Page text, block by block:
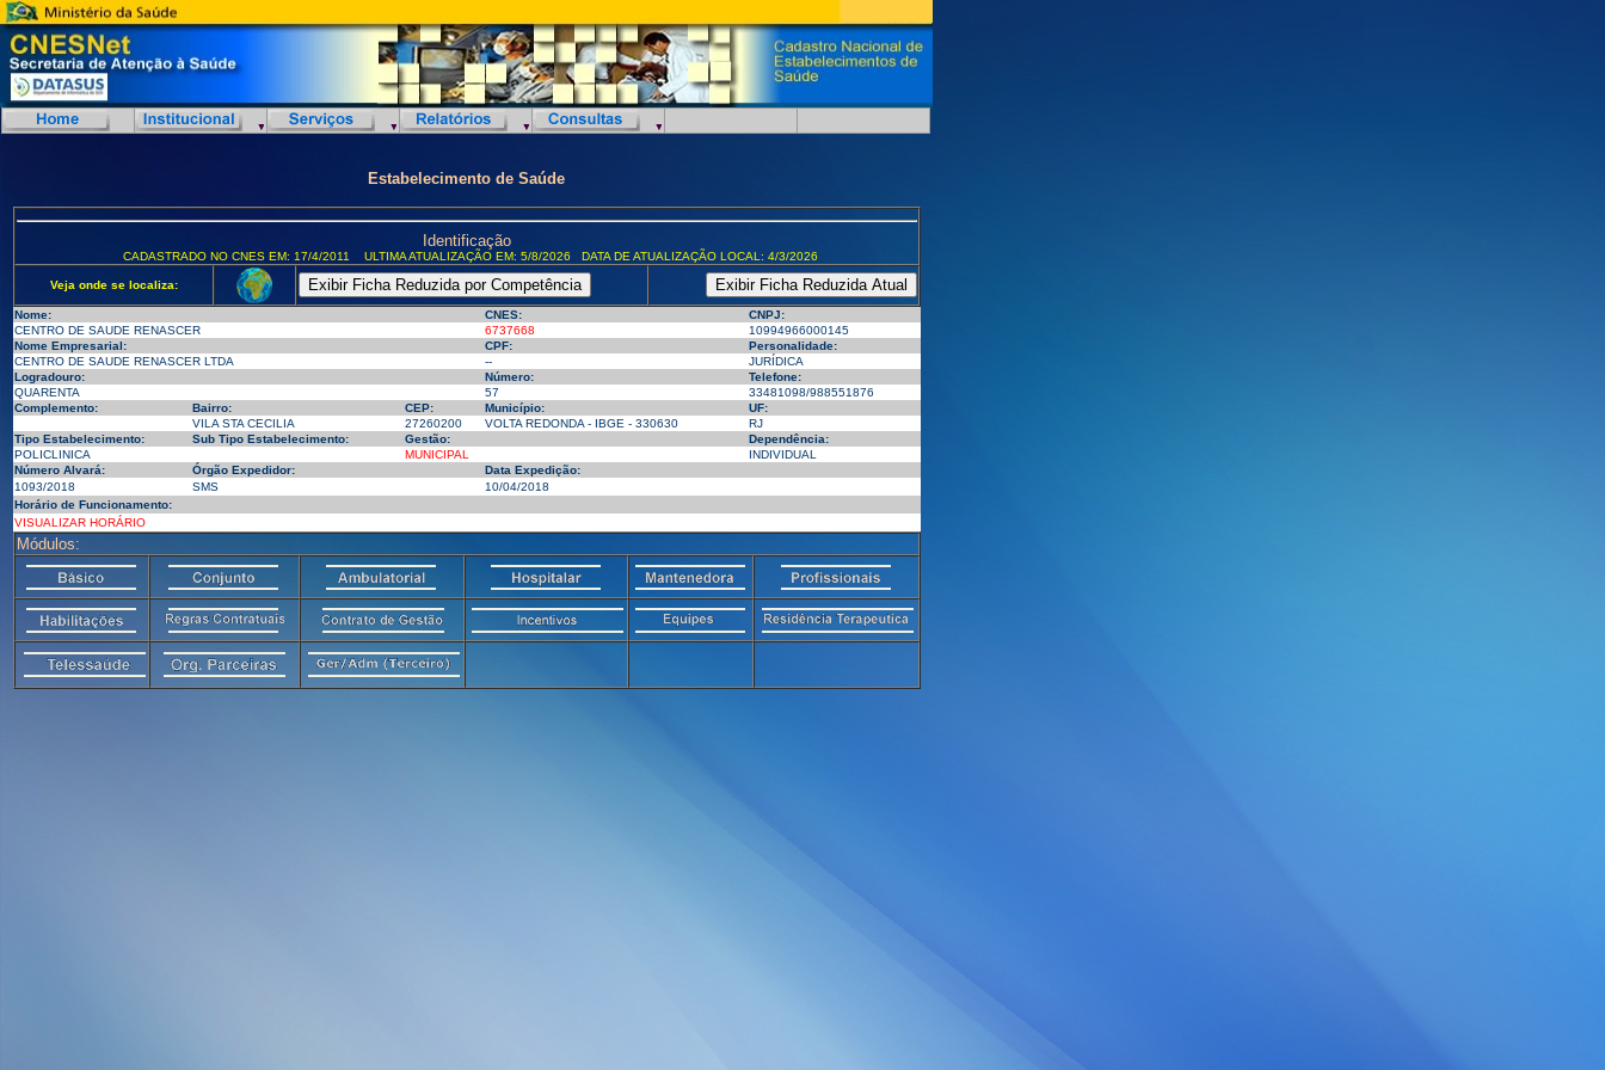
Estabelecimento de Saúde
Identificação
CADASTRADO NO CNES EM: 17/4/2011 ULTIMA ATUALIZAÇÃO EM: 5/8/2026 DATA DE ATUALIZAÇÃO LOCAL: 4/3/2026
Veja onde se localiza:
Nome: CNES:
CNPJ:
CENTRO DE SAUDE RENASCER
6737668
10994966000145
Nome Empresarial:
CPF:
Personalidade:
CENTRO DE SAUDE RENASCER LTDA
--
JURÍDICA
Logradouro:
Número:
Telefone:
QUARENTA
57
33481098/988551876
Complemento:
Bairro: CEP: Município:
UF:
VILA STA CECILIA
27260200 VOLTA REDONDA - IBGE - 330630
RJ
Tipo Estabelecimento:
Sub Tipo Estabelecimento: Gestão:
Dependência:
POLICLINICA
MUNICIPAL
INDIVIDUAL
Número Alvará:
Órgão Expedidor:
Data Expedição:
1093/2018
SMS
10/04/2018
Horário de Funcionamento:
VISUALIZAR HORÁRIO
Módulos: